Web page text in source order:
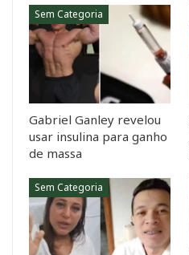
Sem Categoria
Gabriel Ganley revelou
usar insulina para ganho
de massa
Sem Categoria